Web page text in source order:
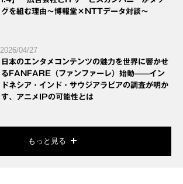
グを組む理由～博報堂×NTTデータ対談～
2026/04/27
日本のエンタメコンテンツの魅力を世界に響かせ
るFANFARE（ファンファーレ）始動——イン
ドネシア・インド・サウジアラビアの調査が明か
す、アニメIPの可能性とは
もっと見る